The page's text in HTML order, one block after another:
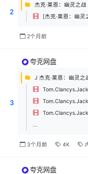
2
2个月前
3
夸克网盘
J 杰克·莱恩：幽灵之
...
3个月前 4K
夸克网盘